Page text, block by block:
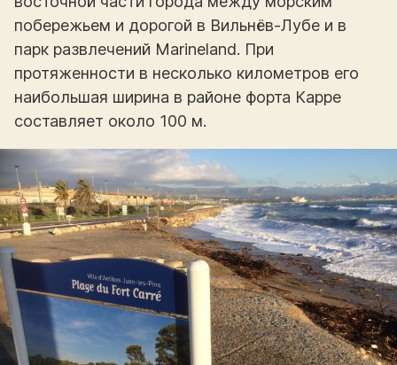
побережьем и дорогой в Вильнёв-Лубе и в
парк развлечений Marineland. При
протяженности в несколько километров его
наибольшая ширина в районе форта Карре
составляет около 100 м.